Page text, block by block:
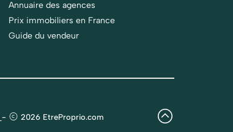
Annuaire des agences
Prix immobiliers en France
Guide du vendeur
- 2026 EtreProprio.com